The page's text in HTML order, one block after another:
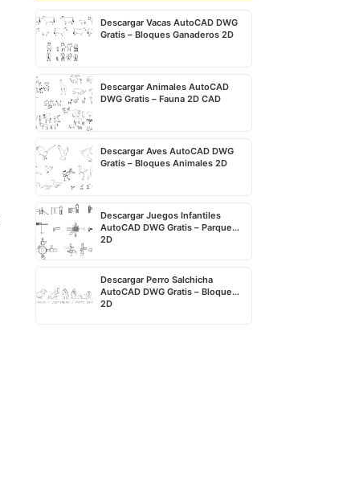
Descargar Vacas AutoCAD DWG
Gratis – Bloques Ganaderos 2D
Descargar Animales AutoCAD
DWG Gratis – Fauna 2D CAD
Descargar Aves AutoCAD DWG
Gratis – Bloques Animales 2D
Descargar Juegos Infantiles
AutoCAD DWG Gratis – Parque
2D
Descargar Perro Salchicha
AutoCAD DWG Gratis – Bloque
2D